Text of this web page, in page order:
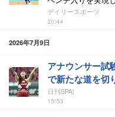
デイリースポーツ
20:44
2026年7月9日
アナウンサー試
で新たな道を切
日刊SPA!
15:53